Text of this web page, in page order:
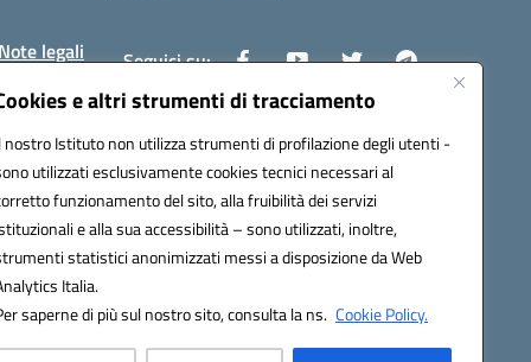
e altri strumenti di tracciamento
nostro Istituto non utilizza strumenti di profilazione degli utenti -
utilizzati esclusivamente cookies tecnici necessari al
funzionamento del sito, alla fruibilità dei servizi
e alla sua accessibilità – sono utilizzati, inoltre,
statistici anonimizzati messi a disposizione da Web
Italia.
saperne di più sul nostro sito, consulta la ns. Cookie Policy.
Note legali Seguici su: